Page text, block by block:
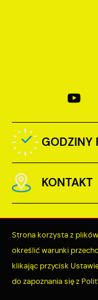
GODZINY
KONTAKT
Strona korzysta z
określić warunki
klikając przycisk
do zapoznania się z